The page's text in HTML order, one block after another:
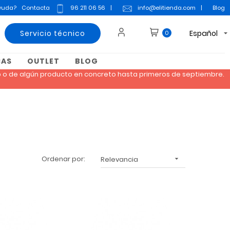
Contacta 96 211 06 56 | info@elitienda.com | Blog
Servicio técnico 0 Español 
OUTLET BLOG
de algún producto en concreto hasta primeros de septiembre.
Ordenar por: Relevancia 